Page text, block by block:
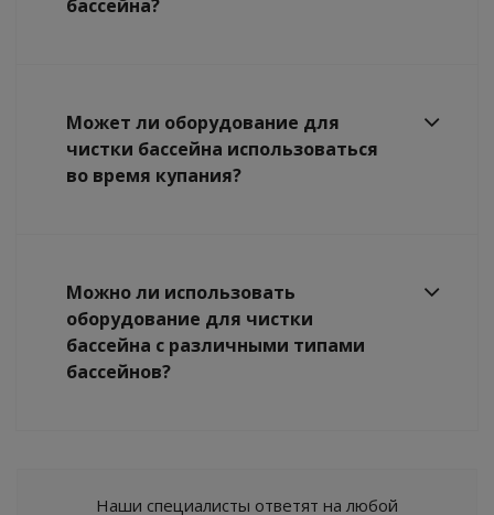
бассейна?
Может ли оборудование для
чистки бассейна использоваться
во время купания?
Можно ли использовать
оборудование для чистки
бассейна с различными типами
бассейнов?
Наши специалисты ответят на любой